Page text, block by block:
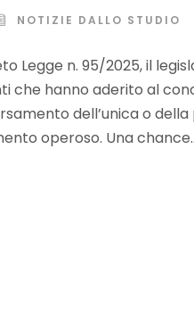
NOTIZIE DALLO STUDIO
Legge n. 95/2025, il
che hanno aderito al
dell’unica o
operoso. Una